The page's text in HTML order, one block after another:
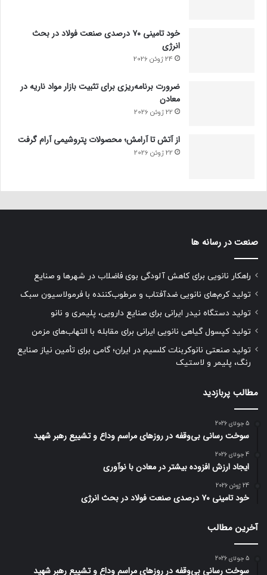
خود تامینی ۷۰ درصدی صنعت فولاد در بحث
انرژی
24 ژوئن 2026
ضرورت برنامه‌ریزی برای تثبیت بازار مواد ناریه در
معادن
22 ژوئن 2026
از آتش تا آرامش؛ محصولات پتروشیمی آرام گرفت
22 ژوئن 2026
صنعت در رسانه ها
راهکار نانویی برای کاهش آلودگی بوی فاضلاب در شهرها و صنایع
تولید کرم‌های نانویی ضدآفتاب و مرطوب‌کننده با فرمولاسیون سبک
تولید دستگاه نیدر ایرانی برای صنایع دارویی، پلیمری و نانو
تولید کپسول گیاهی نانویی ایرانی برای مقابله با التهاب‌های مزمن
تولید صنعتی نانوکربنات کلسیم در ایران؛ گامی برای تأمین نیاز صنایع
رنگ، پلیمر و لاستیک
مطالب پربازدید
5 جولای 2026
سوخت رسانی بی‌وقفه در روز‌های مراسم وداع و تشییع رهبر شهید
4 جولای 2026
ایجاد ارزش افزوده بیشتر در معادن با نوآوری
24 ژوئن 2026
خود تامینی ۷۰ درصدی صنعت فولاد در بحث انرژی
آخرین مطالب
5 جولای 2026
سوخت رسانی بی‌وقفه در روز‌های مراسم وداع و تشییع رهبر شهید